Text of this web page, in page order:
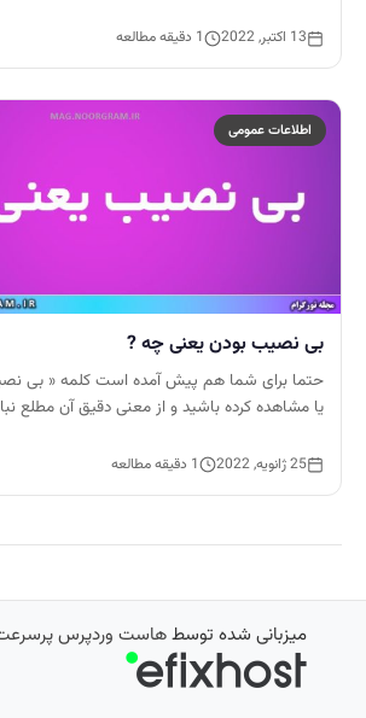
13 اکتبر, 2022 1 دقیقه مطالعه
اطلاعات عمومی
بی نصیب بودن یعنی چه ?
حتما برای شما هم پیش آمده است کلمه « بی
یا مشاهده کرده باشید و از معنی دقیق آن مطلع
25 ژانویه, 2022 1 دقیقه مطالعه
میزبانی شده توسطهاست وردپرس